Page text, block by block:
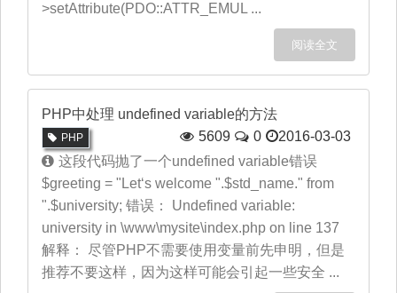
>setAttribute(PDO::ATTR_EMUL ...
阅读全文
PHP中处理 undefined variable的方法
2016-03-03
PHP 5609
0
这段代码抛了一个undefined variable错误
$greeting = "Let‘s welcome ".$std_name." from
".$university; 错误： Undefined variable:
university in \www\mysite\index.php on line 137
解释： 尽管PHP不需要使用变量前先申明，但是
推荐不要这样，因为这样可能会引起一些安全 ...